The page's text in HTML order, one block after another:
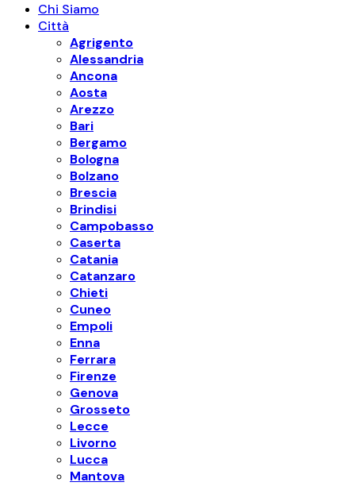
Chi Siamo
Città
Agrigento
Alessandria
Ancona
Aosta
Arezzo
Bari
Bergamo
Bologna
Bolzano
Brescia
Brindisi
Campobasso
Caserta
Catania
Catanzaro
Chieti
Cuneo
Empoli
Enna
Ferrara
Firenze
Genova
Grosseto
Lecce
Livorno
Lucca
Mantova